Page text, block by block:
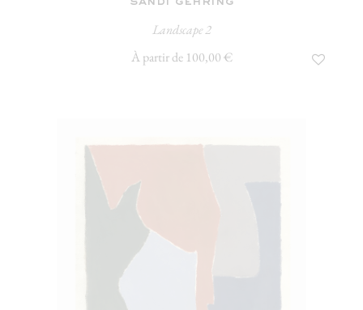
Landscape 2
À partir de 100,00 €